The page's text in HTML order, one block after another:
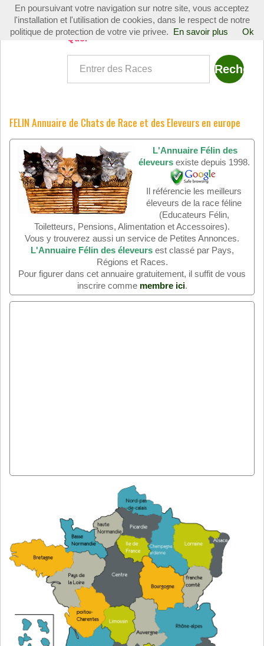
Toggle
Quoi
FELIN Annuaire de Chats de Race et des Eleveurs en europe
L'Annuaire Félin des
éleveursexiste depuis 1998.
Il référencie les meilleurs
éleveurs de la race féline
(Educateurs Félin,
Toiletteurs, Pensions, Alimentation et Accessoires).
Vous y trouverez aussi un service de Petites Annonces.
L'Annuaire Félin des éleveursest classé par Pays,
Régions et Races.
Pour figurer dans cet annuaire gratuitement, il suffit de vous
inscrire comme membre ici.
En poursuivant votre navigation sur notre site, vous acceptez
l'installation et l'utilisation de cookies, dans le respect de notre
politique de protection de votre vie privee.
En savoir plus Ok